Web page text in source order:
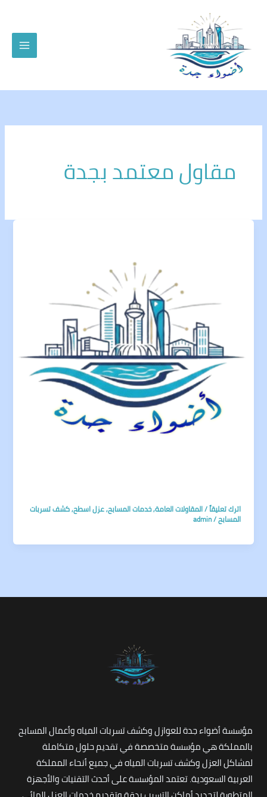
المحتوى
مقاول معتمد بجدة
اترك تعليقاً/المقاولات العامة,خدمات المسابح,عزل اسطح,كشف تسربات
المسابح/
admin
مؤسسة أضواء جدة للعوازل وكشف تسربات المياه وأعمال المسابح
بالمملكة هي مؤسسة متخصصة في تقديم حلول متكاملة
لمشاكل العزل وكشف تسربات المياه في جميع أنحاء المملكة
العربية السعودية. تعتمد المؤسسة على أحدث التقنيات والأجهزة